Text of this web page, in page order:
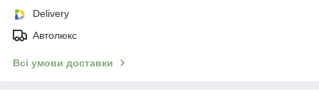
Delivery
Автолюкс
Всі умови доставки